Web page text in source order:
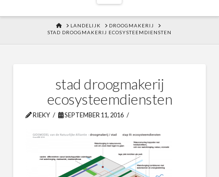
HOMELANDELIJK
DROOGMAKERIJ
STAD DROOGMAKERIJ ECOSYSTEEMDIENSTEN
stad droogmakerij
ecosysteemdiensten
RIEKY SEPTEMBER 11, 2016